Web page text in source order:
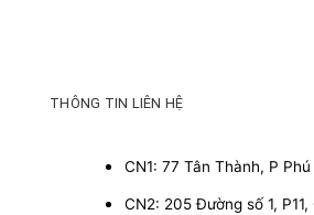
THÔNG TIN LIÊN HỆ
CN1: 77 Tân Thành, P
CN2: 205 Đường số 1, P11,